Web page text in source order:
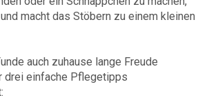
macht das Stöbern zu einem kleinen
auch zuhause lange Freude
drei einfache Pflegetipps